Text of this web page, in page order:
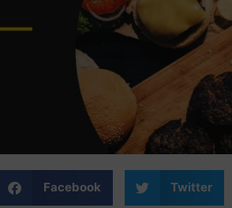
Facebook Twitter